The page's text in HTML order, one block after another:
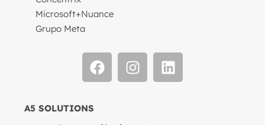
Microsoft+Nuance
Grupo Meta
A5 SOLUTIONS